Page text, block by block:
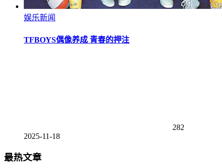
娱乐新闻
TFBOYS偶像养成 青春的押注
282
2025-11-18
最热文章